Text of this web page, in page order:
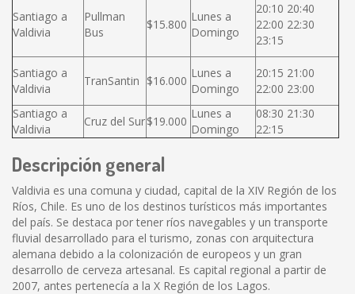
Santiago a
Valdivia
Pullman
Bus
$15.800
Lunes a
Domingo
20:10 20:40
22:00 22:30
23:15
Santiago a
Valdivia
TranSantin $16.000
Lunes a
Domingo
20:15 21:00
22:00 23:00
Santiago a
Valdivia
Cruz del Sur$19.000
Lunes a
Domingo
08:30 21:30
22:15
Descripción general
Valdivia es una comuna y ciudad, capital de la XIV Región de los
Ríos, Chile. Es uno de los destinos turísticos más importantes
del país. Se destaca por tener ríos navegables y un transporte
fluvial desarrollado para el turismo, zonas con arquitectura
alemana debido a la colonización de europeos y un gran
desarrollo de cerveza artesanal. Es capital regional a partir de
2007, antes pertenecía a la X Región de los Lagos.